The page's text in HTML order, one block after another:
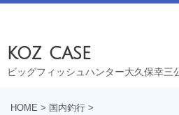
koz case
ビッグフィッシュハンター大久保幸三
HOME > 国内釣行 >